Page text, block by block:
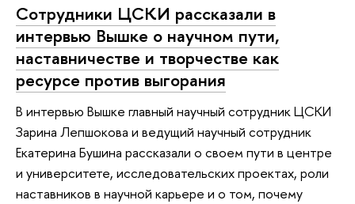
Сотрудники ЦСКИ рассказали в
интервью Вышке о научном пути,
наставничестве и творчестве как
ресурсе против выгорания
В интервью Вышке главный научный сотрудник ЦСКИ
Зарина Лепшокова и ведущий научный сотрудник
Екатерина Бушина рассказали о своем пути в центре
и университете, исследовательских проектах, роли
наставников в научной карьере и о том, почему